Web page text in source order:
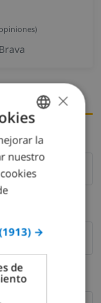
FRENCH
×
la
nuestro
→
de